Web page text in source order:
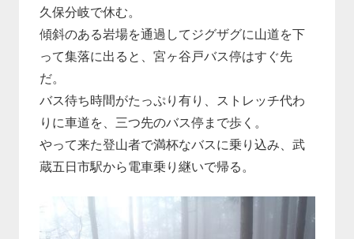
久保分岐で休む。
傾斜のある岩場を通過してジグザグに山道を下
って集落に出ると、宮ヶ谷戸バス停はすぐ先
だ。
バス待ち時間がたっぷり有り、ストレッチ代わ
りに車道を、三つ先のバス停まで歩く。
やって来た登山者で満杯なバスに乗り込み、武
蔵五日市駅から電車乗り継いで帰る。